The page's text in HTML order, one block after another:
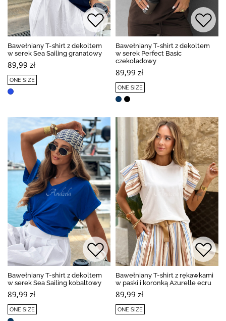
Bawełniany T-shirt z dekoltem
w serek Sea Sailing granatowy
89,99 zł
ONE SIZE
Bawełniany T-shirt z dekoltem
w serek Perfect Basic
czekoladowy
89,99 zł
ONE SIZE
Bawełniany T-shirt z dekoltem
w serek Sea Sailing kobaltowy
89,99 zł
ONE SIZE
Bawełniany T-shirt z rękawkami
w paski i koronką Azurelle ecru
89,99 zł
ONE SIZE